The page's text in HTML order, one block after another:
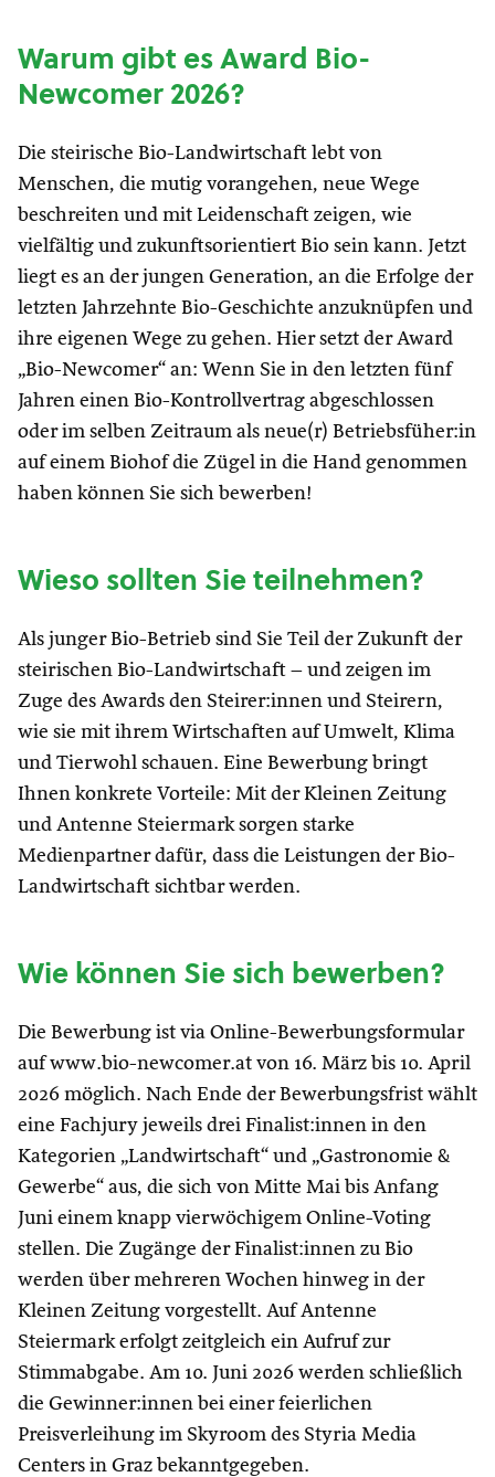
Warum gibt es Award Bio-
Newcomer 2026?
Die steirische Bio-Landwirtschaft lebt von
Menschen, die mutig vorangehen, neue Wege
beschreiten und mit Leidenschaft zeigen, wie
vielfältig und zukunftsorientiert Bio sein kann. Jetzt
liegt es an der jungen Generation, an die Erfolge der
letzten Jahrzehnte Bio-Geschichte anzuknüpfen und
ihre eigenen Wege zu gehen. Hier setzt der Award
„Bio-Newcomer“ an: Wenn Sie in den letzten fünf
Jahren einen Bio-Kontrollvertrag abgeschlossen
oder im selben Zeitraum als neue(r) Betriebsfüher:in
auf einem Biohof die Zügel in die Hand genommen
haben können Sie sich bewerben!
Wieso sollten Sie teilnehmen?
Als junger Bio-Betrieb sind Sie Teil der Zukunft der
steirischen Bio-Landwirtschaft – und zeigen im
Zuge des Awards den Steirer:innen und Steirern,
wie sie mit ihrem Wirtschaften auf Umwelt, Klima
und Tierwohl schauen. Eine Bewerbung bringt
Ihnen konkrete Vorteile: Mit der Kleinen Zeitung
und Antenne Steiermark sorgen starke
Medienpartner dafür, dass die Leistungen der Bio-
Landwirtschaft sichtbar werden.
Wie können Sie sich bewerben?
Die Bewerbung ist via Online-Bewerbungsformular
auf www.bio-newcomer.at von 16. März bis 10. April
2026 möglich. Nach Ende der Bewerbungsfrist wählt
eine Fachjury jeweils drei Finalist:innen in den
Kategorien „Landwirtschaft“ und „Gastronomie &
Gewerbe“ aus, die sich von Mitte Mai bis Anfang
Juni einem knapp vierwöchigem Online-Voting
stellen. Die Zugänge der Finalist:innen zu Bio
werden über mehreren Wochen hinweg in der
Kleinen Zeitung vorgestellt. Auf Antenne
Steiermark erfolgt zeitgleich ein Aufruf zur
Stimmabgabe. Am 10. Juni 2026 werden schließlich
die Gewinner:innen bei einer feierlichen
Preisverleihung im Skyroom des Styria Media
Centers in Graz bekanntgegeben.